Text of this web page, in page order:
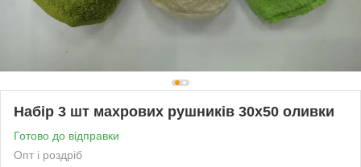
Набір 3 шт махрових рушників 30х50 оливки
Готово до відправки
Опт і роздріб